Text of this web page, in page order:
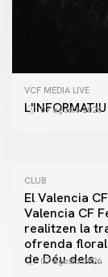
VCF MEDIA LIVE
07 agosto 2026
PRIMER EQUIP
CLUB
El Valencia
Valencia CF
realitzen la
ofrenda
de Déu dels
07 agosto 2026